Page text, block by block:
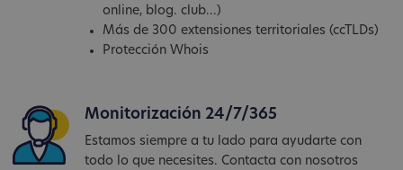
online, blog. club...)
Más de 300 extensiones territoriales (ccTLDs)
Protección Whois
Monitorización 24/7/365
Estamos siempre a tu lado para ayudarte con
todo lo que necesites. Contacta con nosotros